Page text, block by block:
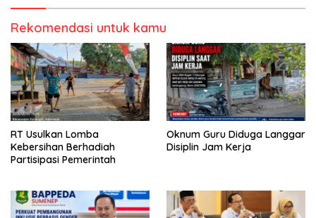
Rekomendasi untuk kamu
RT Usulkan Lomba
Kebersihan Berhadiah
Partisipasi Pemerintah
Oknum Guru Diduga Langgar
Disiplin Jam Kerja